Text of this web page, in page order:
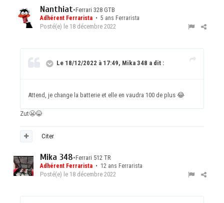
Nanthiat•Ferrari 328 GTB
Adhérent Ferrarista • 5 ans Ferrarista
Posté(e) le 18 décembre 2022
Le 18/12/2022 à 17:49, Mika 348 a dit :
Attend, je change la batterie et elle en vaudra 100 de plus 😂
Zut😬😂
Citer
Mika 348•Ferrari 512 TR
Adhérent Ferrarista • 12 ans Ferrarista
Posté(e) le 18 décembre 2022